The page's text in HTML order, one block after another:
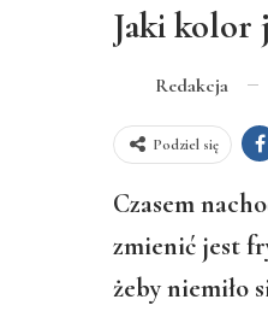
Jaki kolor
Redakcja
Podziel się
Czasem
zmienić jest
żeby niemiło